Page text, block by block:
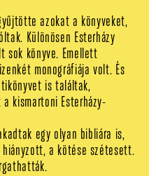
azokat a könyveket,
Különösen Esterházy
sok könyve. Emellett
monográfiája volt. És
is találtak,
kismartoni Esterházy-
egy olyan bibliára is,
hiányzott, a kötése szétesett.